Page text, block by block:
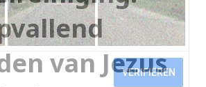
van Jezus